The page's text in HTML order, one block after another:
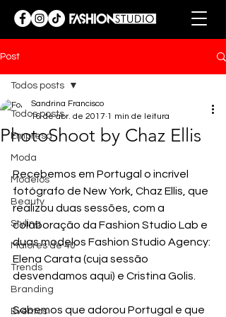
Post
Todos posts
Empresa
Moda
Modelos
Beauty
Styling
Maiores de 40
Trends
Branding
Eventos
Todos posts
PhotoShoot by Chaz Ellis
Sandrina Francisco
16 de abr. de 2017 1 min de leitura
Recebemos em Portugal o incrível
fotógrafo de New York, Chaz Ellis, que
realizou duas sessões, com a
colaboração da Fashion Studio Lab e
duas modelos Fashion Studio Agency:
Elena Carata (cuja sessão
desvendamos aqui) e Cristina Golis.
Sabemos que adorou Portugal e que